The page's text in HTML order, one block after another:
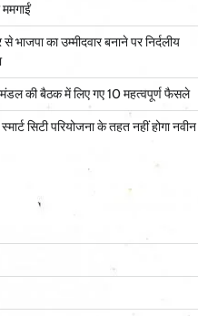
से भाजपा का उम्मीदवार बनाने पर निर्दलीय
की बैठक में लिए गए 10 महत्वपूर्ण फैसले
सिटी परियोजना के तहत नहीं होगा नवीन